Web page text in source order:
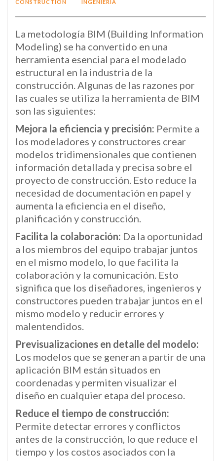
CONSTRUCTION INGENIERIA
La metodología BIM (Building Information
Modeling) se ha convertido en una
herramienta esencial para el modelado
estructural en la industria de la
construcción. Algunas de las razones por
las cuales se utiliza la herramienta de BIM
son las siguientes:
Mejora la eficiencia y precisión: Permite a
los modeladores y constructores crear
modelos tridimensionales que contienen
información detallada y precisa sobre el
proyecto de construcción. Esto reduce la
necesidad de documentación en papel y
aumenta la eficiencia en el diseño,
planificación y construcción.
Facilita la colaboración: Da la oportunidad
a los miembros del equipo trabajar juntos
en el mismo modelo, lo que facilita la
colaboración y la comunicación. Esto
significa que los diseñadores, ingenieros y
constructores pueden trabajar juntos en el
mismo modelo y reducir errores y
malentendidos.
Previsualizaciones en detalle del modelo:
Los modelos que se generan a partir de una
aplicación BIM están situados en
coordenadas y permiten visualizar el
diseño en cualquier etapa del proceso.
Reduce el tiempo de construcción:
Permite detectar errores y conflictos
antes de la construcción, lo que reduce el
tiempo y los costos asociados con la